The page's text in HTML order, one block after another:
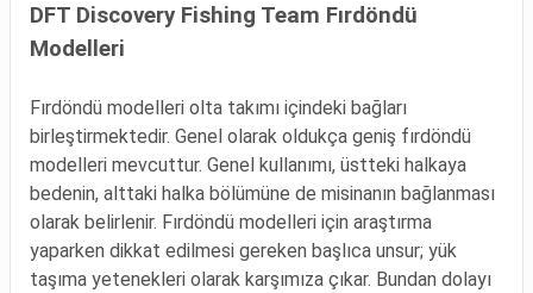
DFT Discovery Fishing Team Fırdöndü
Modelleri
Fırdöndü modelleri olta takımı içindeki bağları
birleştirmektedir. Genel olarak oldukça geniş fırdöndü
modelleri mevcuttur. Genel kullanımı, üstteki halkaya
bedenin, alttaki halka bölümüne de misinanın bağlanması
olarak belirlenir. Fırdöndü modelleri için araştırma
yaparken dikkat edilmesi gereken başlıca unsur; yük
taşıma yetenekleri olarak karşımıza çıkar. Bundan dolayı